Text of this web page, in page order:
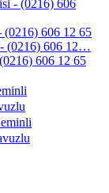
- (0216) 606
606 12 65
(0216) 606 12…
606 12 65